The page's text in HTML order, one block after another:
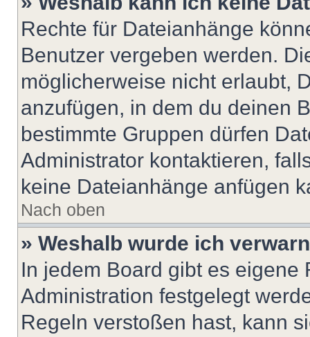
Rechte für Dateianhänge
Benutzer vergeben werden.
möglicherweise nicht erlaubt,
anzufügen, in dem du deinen
bestimmte Gruppen dürfen
Administrator kontaktieren,
keine Dateianhänge anfügen
Nach oben
» Weshalb wurde ich
In jedem Board gibt es
Administration festgelegt
Regeln verstoßen hast, kann